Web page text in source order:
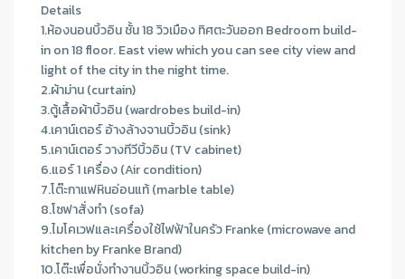
Details
1.ห้องนอนบิ้วอิน ชั้น 18 วิวเมือง ทิศตะวันออก Bedroom build-
in on 18 floor. East view which you can see city view and
light of the city in the night time.
2.ผ้าม่าน (curtain)
3.ตู้เสื้อผ้าบิ้วอิน (wardrobes build-in)
4.เคาน์เตอร์ อ้างล้างจานบิ้วอิน (sink)
5.เคาน์เตอร์ วางทีวีบิ้วอิน (TV cabinet)
6.แอร์ 1 เครื่อง (Air condition)
7.โต๊ะกาแฟหินอ่อนแท้ (marble table)
8.โซฟาสั่งทำ (sofa)
9.ไมโคเวฟและเครื่องใช้ไฟฟ้าในครัว Franke (microwave and
kitchen by Franke Brand)
10.โต๊ะเพื่อนั่งทำงานบิ้วอิน (working space build-in)